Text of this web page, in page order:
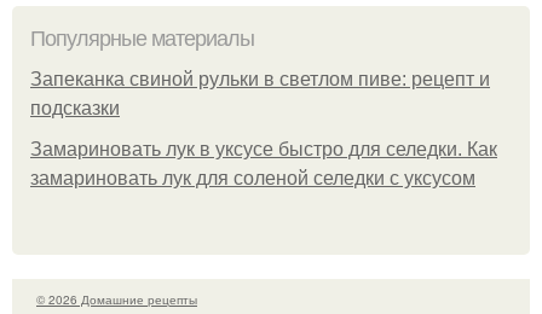
Популярные материалы
Запеканка свиной рульки в светлом пиве: рецепт и
подсказки
Замариновать лук в уксусе быстро для селедки. Как
замариновать лук для соленой селедки с уксусом
© 2026 Домашние рецепты